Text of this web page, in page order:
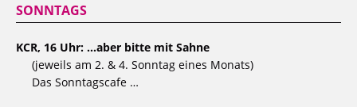
SONNTAGS
KCR, 16 Uhr: …aber bitte mit Sahne
(jeweils am 2. & 4. Sonntag eines Monats)
Das Sonntagscafe …